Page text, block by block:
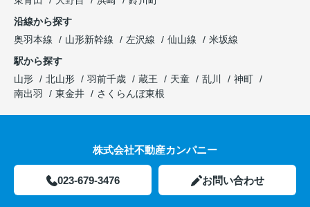
沿線から探す
奥羽本線
山形新幹線 左沢線 仙山線
米坂線
駅から探す
山形
北山形 羽前千歳 蔵王 天童 乱川
神町
南出羽
東金井 さくらんぼ東根
株式会社不動産カンパニー
023-679-3476 お問い合わせ